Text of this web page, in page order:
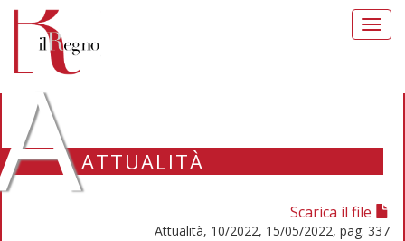
ATTUALITÀ
Scarica il file
Attualità, 10/2022, 15/05/2022, pag. 337